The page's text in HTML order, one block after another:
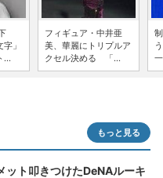
」
...
フィギュア・中井亜
美、華麗にトリプルア
クセル決める 「...
もっと見る
ット叩きつけたDeNAルーキ